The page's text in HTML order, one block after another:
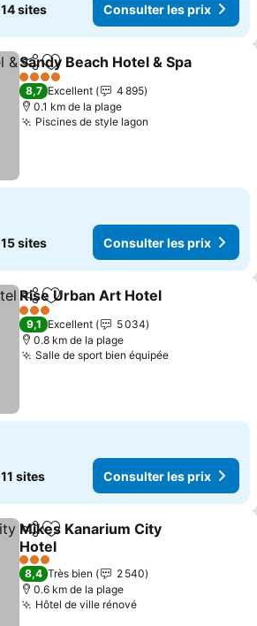
14 sites Consulter les prix
PartagerAjouter à mes favoris
Sandy Beach Hotel & Spa
4 Étoiles
8,7 Excellent
4 895
0.1 km de la plage
Piscines de style lagon
15 sites Consulter les prix
PartagerAjouter à mes favoris
Rise Urban Art Hotel
3 Étoiles
9,1 Excellent
5 034
0.8 km de la plage
Salle de sport bien équipée
11 sites Consulter les prix
PartagerAjouter à mes favoris
Mikes Kanarium City
Hotel
3 Étoiles
8,4 Très bien
2 540
0.6 km de la plage
Hôtel de ville rénové